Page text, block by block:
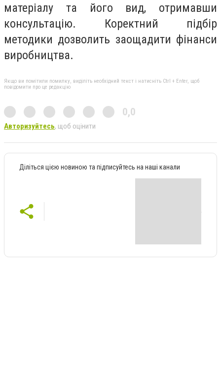
матеріалу та його вид, отримавши
консультацію. Коректний підбір
методики дозволить заощадити фінанси
виробництва.
Якщо ви помітили помилку, виділіть необхідний текст і натисніть Ctrl + Enter, щоб
повідомити про це редакцію
0,0
Авторизуйтесь, щоб оцінити
Діліться цією новиною та підписуйтесь на наші канали